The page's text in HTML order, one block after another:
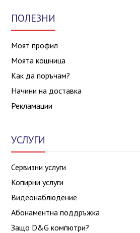
ПОЛЕЗНИ
Моят профил
Моята кошница
Как да поръчам?
Начини на доставка
Рекламации
УСЛУГИ
Сервизни услуги
Копирни услуги
Видеонаблюдение
Абонаментна поддръжка
Защо D&G компютри?